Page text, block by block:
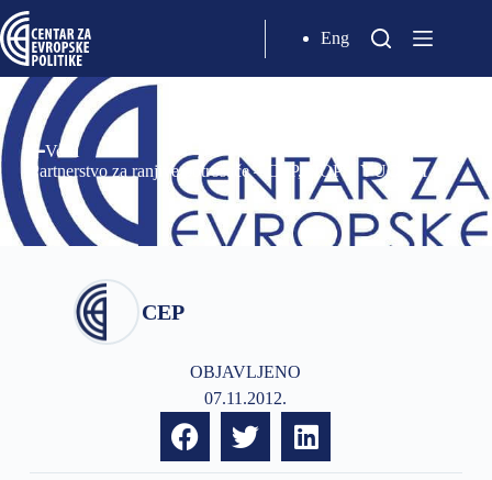
Eng
Vesti
Partnerstvo za ranjive potrošače – CEP, NOPS, YUCOM
CEP
OBJAVLJENO
07.11.2012.